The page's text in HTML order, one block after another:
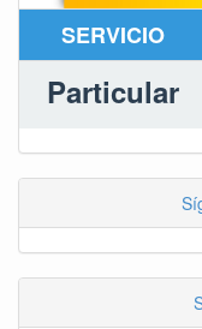
SERVICIO
Particular